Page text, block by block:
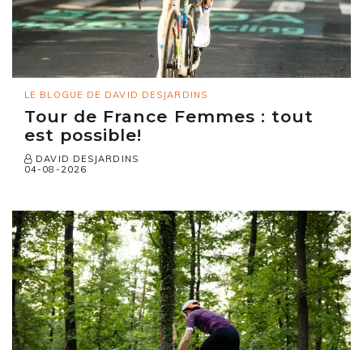
LE BLOGUE DE DAVID DESJARDINS
Tour de France Femmes : tout
est possible!
DAVID DESJARDINS
04-08-2026